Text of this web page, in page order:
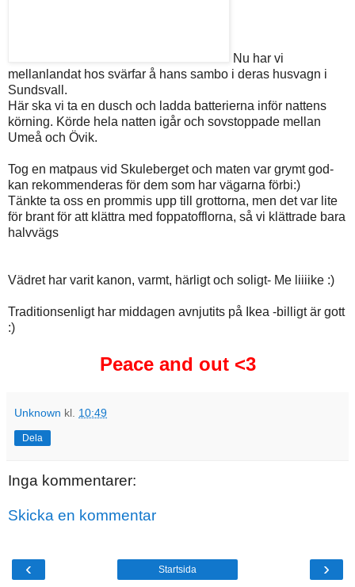
Nu har vi
mellanlandat hos svärfar å hans sambo i deras husvagn i
Sundsvall.
Här ska vi ta en dusch och ladda batterierna inför nattens
körning. Körde hela natten igår och sovstoppade mellan
Umeå och Övik.
Tog en matpaus vid Skuleberget och maten var grymt god-
kan rekommenderas för dem som har vägarna förbi:)
Tänkte ta oss en prommis upp till grottorna, men det var lite
för brant för att klättra med foppatofflorna, så vi klättrade bara
halvvägs
Vädret har varit kanon, varmt, härligt och soligt- Me liiiike :)
Traditionsenligt har middagen avnjutits på Ikea -billigt är gott
:)
Peace and out <3
Unknown kl. 10:49
Dela
Inga kommentarer:
Skicka en kommentar
‹ ›
Startsida